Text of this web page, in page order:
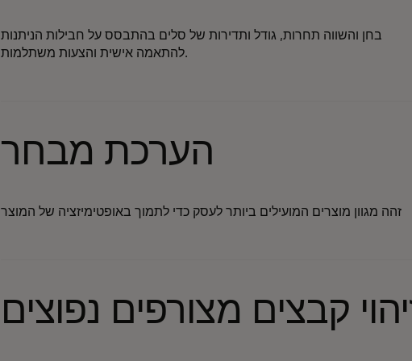
בחן והשווה תחרות, גודל ותדירות של סלים בהתבסס על חבילות הניתנות
להתאמה אישית והצעות משתלמות.
הערכת מבחר
זהה מגוון מוצרים המועילים ביותר לעסק כדי לתמוך באופטימיזציה של המוצר
קבצים מצורפים נפוצים